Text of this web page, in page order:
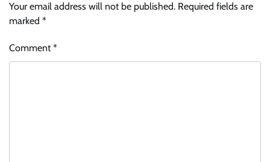
Your email address will not be published. Required fields are
marked *
Comment*